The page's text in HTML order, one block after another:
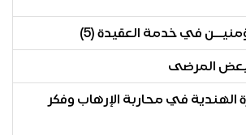
في خدمة العقيدة (5)
بعض المرضى
الهندية في محاربة الإرهاب وفكر